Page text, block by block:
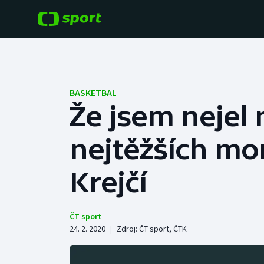
Hokej
Tenis
Atletika
Baseball a softbal
Basketbal
BASKETBAL
Že jsem nejel
nejtěžších
Krejčí
ČT sport
24. 2. 2020 | Zdroj: ČT sport, ČTK